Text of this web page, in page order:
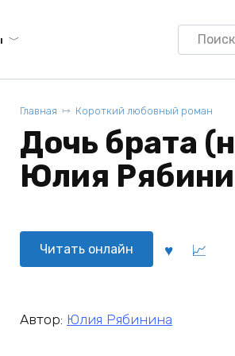
Search
for:
Главная Короткий любовный роман
Дочь брата
Юлия
Читать онлайн
Автор: Юлия Рябинина